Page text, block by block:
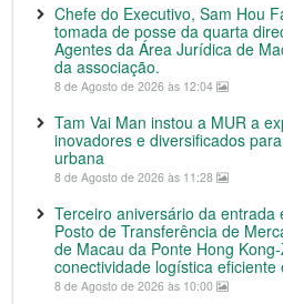
Chefe do Executivo, Sam Hou
tomada de posse da quarta
Agentes da Área Jurídica de
da associação.
8 de Agosto de 2026 às 12:04
Tam Vai Man instou a MUR a
inovadores e diversificados
urbana
8 de Agosto de 2026 às 11:28
Terceiro aniversário da entrada
Posto de Transferência de
de Macau da Ponte Hong
conectividade logística
8 de Agosto de 2026 às 10:00